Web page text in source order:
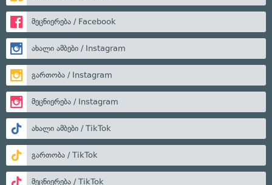
მეცნიერება / Facebook
ახალი ამბები / Instagram
გართობა / Instagram
მეცნიერება / Instagram
ახალი ამბები / TikTok
გართობა / TikTok
მეცნიერება / TikTok